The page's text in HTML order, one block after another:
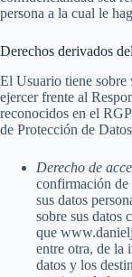
persona a la cual le
Derechos derivados
El Usuario tiene
ejercer frente al
reconocidos en el
de Protección de
Derecho de
confirmación de
sus datos
sobre sus datos
que
entre otra, de la
datos y los